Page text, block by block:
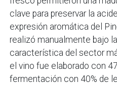
clave para preservar la
expresión aromática del
realizó manualmente bajo
característica del sector
el vino fue elaborado con
fermentación con 40% de